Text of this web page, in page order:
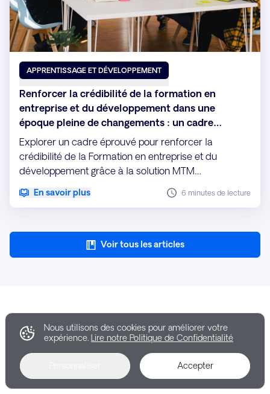
APPRENTISSAGE ET DÉVELOPPEMENT
Renforcer la crédibilité de la formation en
entreprise et du développement dans une
époque pleine de changements : un cadre
stratégique avec les indicateurs Explorance
Metrics That Matter (MTM)
Explorer un cadre éprouvé pour renforcer la
crédibilité de la Formation en entreprise et du
développement grâce à la solution MTM
d'Explorance, qui permet d'aligner la formation sur
l'impact commercial et les priorités de la direction.
En savoir plus 6 minutes de lecture
Voir tous les articles
Nous utilisons des cookies pour améliorer votre
expérience.
Lire notre Politique de Confidentialité
Accepter